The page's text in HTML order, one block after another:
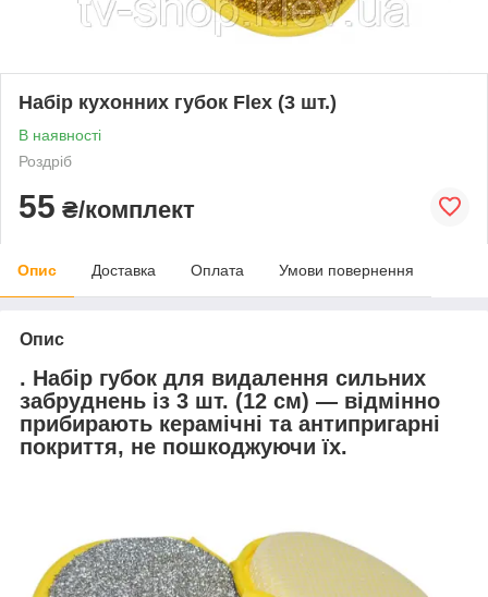
Набір кухонних губок Flex (3 шт.)
В наявності
Роздріб
55 ₴/комплект
Опис Доставка Оплата Умови повернення
Опис
. Набір губок для видалення сильних
забруднень із 3 шт. (12 см) — відмінно
прибирають керамічні та антипригарні
покриття, не пошкоджуючи їх.